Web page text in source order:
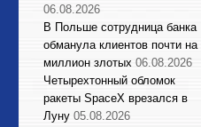
06.08.2026
В Польше сотрудница банка
обманула клиентов почти на
миллион злотых 06.08.2026
Четырехтонный обломок
ракеты SpaceX врезался в
Луну 05.08.2026